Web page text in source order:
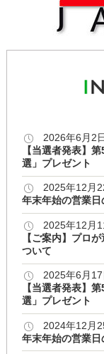
2026年6月2
【当選者発表】
選」プレゼント
2025年12月
年末年始の営業
2025年12月
【ご案内】プロ
ついて
2025年6月17
【当選者発表】
選」プレゼント
2024年12月
年末年始の営業